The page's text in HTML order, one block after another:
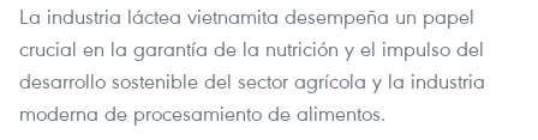
La industria láctea vietnamita desempeña un papel
crucial en la garantía de la nutrición y el impulso del
desarrollo sostenible del sector agrícola y la industria
moderna de procesamiento de alimentos.